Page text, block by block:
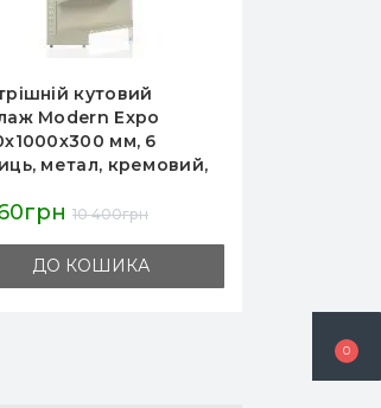
0
кутовий
Expo
мм, 6
кремовий,
400грн